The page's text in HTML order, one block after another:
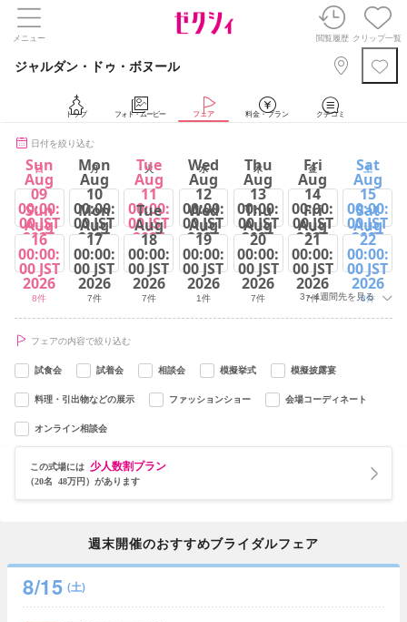
メニュー 閲覧履歴 クリップ一覧
ジャルダン・ドゥ・ボヌール
トップ フォト・ムービー フェア 料金・プラン クチコミ
日付を絞り込む
日 月 火 水 木 金 土
Sun
Aug
09
00:00:
00 JST
2026
8件
Mon
Aug
10
00:00:
00 JST
2026
8件
Tue
Aug
11
00:00:
00 JST
2026
8件
Wed
Aug
12
00:00:
00 JST
2026
2件
Thu
Aug
13
00:00:
00 JST
2026
8件
Fri
Aug
14
00:00:
00 JST
2026
8件
Sat
Aug
15
00:00:
00 JST
2026
8件
Sun
Aug
16
00:00:
00 JST
2026
8件
Mon
Aug
17
00:00:
00 JST
2026
7件
Tue
Aug
18
00:00:
00 JST
2026
7件
Wed
Aug
19
00:00:
00 JST
2026
1件
Thu
Aug
20
00:00:
00 JST
2026
7件
Fri
Aug
21
00:00:
00 JST
2026
7件
Sat
Aug
22
00:00:
00 JST
2026
8件
3～4週間先を見る
フェアの内容で絞り込む
試食会 試着会 相談会 模擬挙式 模擬披露宴
料理・引出物などの展示 ファッションショー 会場コーディネート
オンライン相談会
この式場には 少人数割プラン
（20名 48万円）があります
週末開催のおすすめブライダルフェア
8/15 (土)